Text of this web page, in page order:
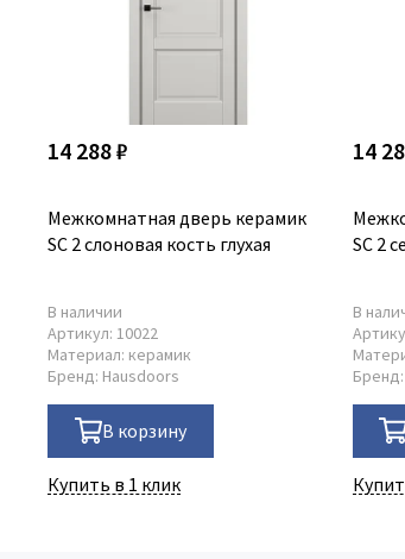
14 288 ₽
Межкомнатная дверь керамик
SC 2 слоновая кость глухая
В наличии
Артикул: 10022
Материал: керамик
Бренд: Hausdoors
В корзину
Купить в 1 клик
14
SC 2
В
Бренд: